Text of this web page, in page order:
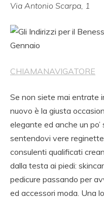
Via Antonio Scarpa, 1
CHIAMANAVIGATORE
Se non siete mai entrate
nuovo è la giusta
elegante ed anche un po’
sentendovi vere
consulenti qualificati
dalla testa ai piedi:
pedicure passando per
ed accessori moda. Una